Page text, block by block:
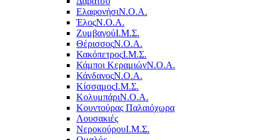
ΕλαφονήσιΝ.Ο.Α.
ΈλοςΝ.Ο.Α.
ΖυμβαγούΙ.Μ.Σ.
ΘέρισσοςΝ.Ο.Α.
ΚακόπετροςΙ.Μ.Σ.
Κάμποι ΚεραμιώνΝ.Ο.Α.
ΚάνδανοςΝ.Ο.Α.
ΚίσσαμοςΙ.Μ.Σ.
ΚολυμπάριΝ.Ο.Α.
Κουντούρας Παλαιόχωρα
Λουσακιές
ΝεροκούρουΙ.Μ.Σ.